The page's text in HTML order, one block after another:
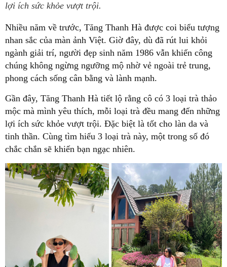
lợi ích sức khỏe vượt trội.
Nhiều năm về trước, Tăng Thanh Hà được coi biểu tượng
nhan sắc của màn ảnh Việt. Giờ đây, dù đã rút lui khỏi
ngành giải trí, người đẹp sinh năm 1986 vẫn khiến công
chúng không ngừng ngưỡng mộ nhờ vẻ ngoài trẻ trung,
phong cách sống cân bằng và lành mạnh.
Gần đây, Tăng Thanh Hà tiết lộ rằng cô có 3 loại trà thảo
mộc mà mình yêu thích, mỗi loại trà đều mang đến những
lợi ích sức khỏe vượt trội. Đặc biệt là tốt cho làn da và
tinh thần. Cùng tìm hiểu 3 loại trà này, một trong số đó
chắc chắn sẽ khiến bạn ngạc nhiên.